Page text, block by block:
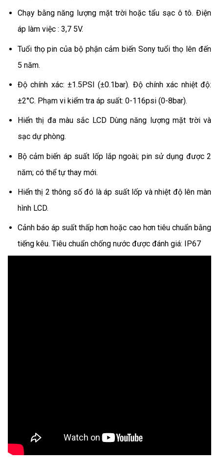
Chạy bằng năng lượng mặt trời hoặc tẩu sạc ô tô. Điện
áp làm việc : 3,7 5V.
Tuổi thọ pin của bộ phận cảm biến Sony tuổi thọ lên đến
5 năm.
Độ chính xác: ±1.5PSI (±0.1bar). Độ chính xác nhiệt độ:
±2°C. Phạm vi kiểm tra áp suất: 0-116psi (0-8bar).
Hiển thị đa màu sắc LCD Dùng năng lượng mặt trời và
sạc dự phòng.
Bộ cảm biến áp suất lốp lắp ngoài; pin sử dụng được 2
năm; có thể tự thay mới.
Hiển thị 2 thông số đó là áp suất lốp và nhiệt độ lên màn
hình LCD.
Cảnh báo áp suất thấp hơn hoặc cao hơn tiêu chuẩn bằng
tiếng kêu. Tiêu chuẩn chống nước được đánh giá: IP67